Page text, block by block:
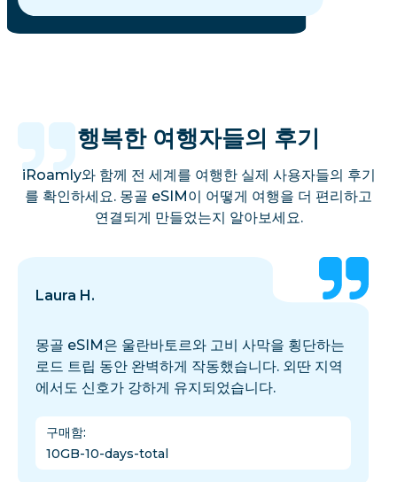
행복한 여행자들의 후기
iRoamly와 함께 전 세계를 여행한 실제 사용자들의 후기
를 확인하세요. 몽골 eSIM이 어떻게 여행을 더 편리하고
연결되게 만들었는지 알아보세요.
Laura H.
몽골 eSIM은 울란바토르와 고비 사막을 횡단하는
로드 트립 동안 완벽하게 작동했습니다. 외딴 지역
에서도 신호가 강하게 유지되었습니다.
구매함:
10GB-10-days-total